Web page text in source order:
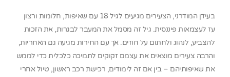
בעידן המודרני, הצעירים מגיעים לגיל 18 עם שאיפות, חלומות ורצון
עז לעצמאות פיננסית. גיל זה מסמל את המעבר לבגרות, את הזכות
להצביע, לנהוג ולחתום על חוזים. אך עם החירות מגיעה גם האחריות,
והרבה צעירים מוצאים את עצמם זקוקים לתמיכה כלכלית כדי לממש
את שאיפותיהם – בין אם זה לימודים, רכישת רכב ראשון, טיול אחרי